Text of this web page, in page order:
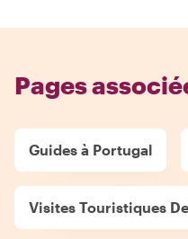
Pages
Guides à Portugal
Visites Touristiques